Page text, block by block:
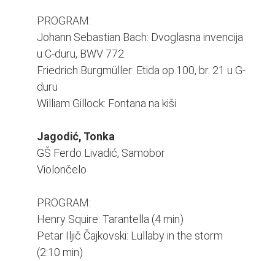
PROGRAM:
Johann Sebastian Bach: Dvoglasna invencija
u C-duru, BWV 772
Friedrich Burgmüller: Etida op.100, br. 21 u G-
duru
William Gillock: Fontana na kiši
Jagodić, Tonka
GŠ Ferdo Livadić, Samobor
Violončelo
PROGRAM:
Henry Squire: Tarantella (4 min)
Petar Iljič Čajkovski: Lullaby in the storm
(2:10 min)